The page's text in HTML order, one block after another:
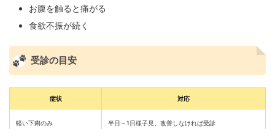
お腹を触ると痛がる
食欲不振が続く
受診の目安
症状 対応
軽い下痢のみ 半日～1日様子見、改善しなければ受診